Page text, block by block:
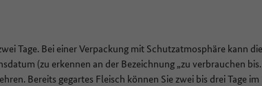
Tage. Bei einer Verpackung mit Schutzatmosphäre kann
(zu erkennen an der Bezeichnung „zu verbrauchen
Bereits gegartes Fleisch können Sie zwei bis drei Tage